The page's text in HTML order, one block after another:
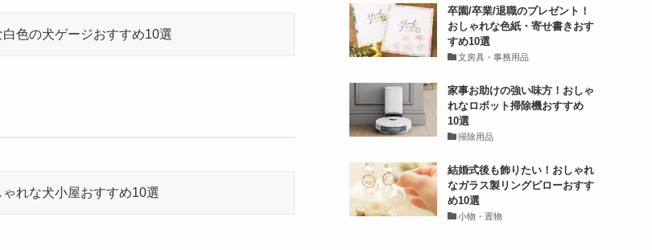
色の犬ゲージおすすめ10選
れな犬小屋おすすめ10選
卒園/卒業/退職のプレゼント！
おしゃれな色紙・寄せ書きおす
すめ10選
文房具・事務用品
家事お助けの強い味方！おしゃ
れなロボット掃除機おすすめ
10選
掃除用品
結婚式後も飾りたい！おしゃれ
なガラス製リングピローおすす
め10選
小物・置物